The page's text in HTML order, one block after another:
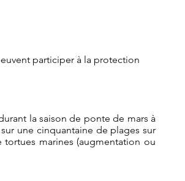
participer à la protection
la saison de ponte de mars à
une cinquantaine de plages sur
marines (augmentation ou